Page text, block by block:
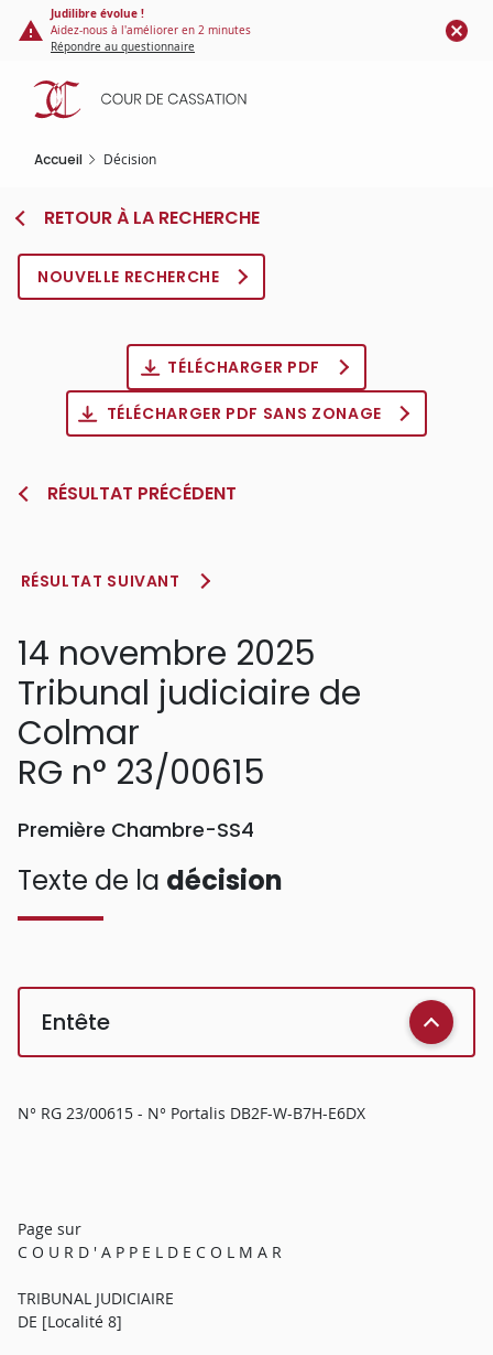
Panneau de gestion des cookies
contenu
principal
Judilibre évolue !
Aidez-nous à l'améliorer en 2 minutes
Répondre au questionnaire
Accueil Décision
RETOUR À LA RECHERCHE
NOUVELLE RECHERCHE
TÉLÉCHARGER PDF
TÉLÉCHARGER PDF SANS ZONAGE
RÉSULTAT PRÉCÉDENT
RÉSULTAT SUIVANT
14 novembre 2025
Tribunal judiciaire de
Colmar
RG n° 23/00615
Première Chambre-SS4
Texte de la décision
Entête
N° RG 23/00615 - N° Portalis DB2F-W-B7H-E6DX
Page sur
C O U R D ' A P P E L D E C O L M A R
TRIBUNAL JUDICIAIRE
DE [Localité 8]